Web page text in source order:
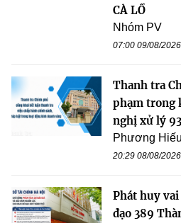
CÀ LỒ
Nhóm PV
07:00 09/08/2026
Thanh tra
phạm trong
nghị xử lý
Phương Hiếu
20:29 08/08/2026
Phát huy
đạo 389